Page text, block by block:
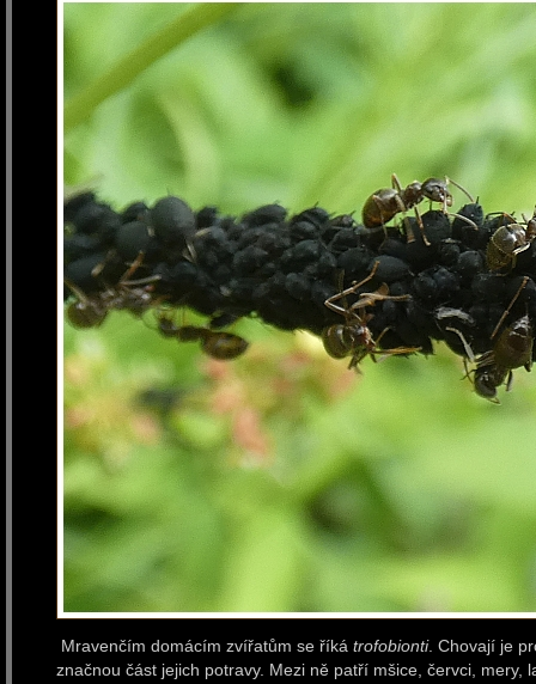
Mravenčím domácím zvířatům se říká trofobionti. Chovají je
značnou část jejich potravy. Mezi ně patří mšice, červci, mery,